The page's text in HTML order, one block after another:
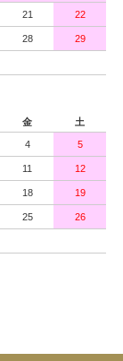
21 22
28 29
金 土
4 5
11 12
18 19
25 26